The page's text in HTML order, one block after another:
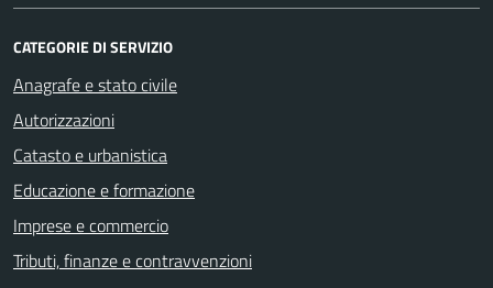
CATEGORIE DI SERVIZIO
Anagrafe e stato civile
Autorizzazioni
Catasto e urbanistica
Educazione e formazione
Imprese e commercio
Tributi, finanze e contravvenzioni